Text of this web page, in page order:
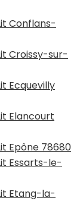
Conflans-
Croissy-sur-
Ecquevilly
Elancourt
Epône 78680
Essarts-le-
Etang-la-